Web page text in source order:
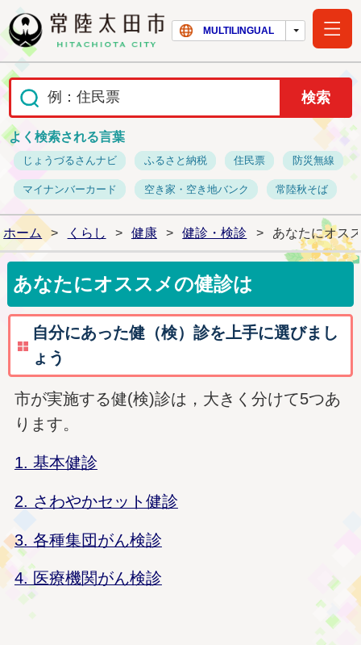
常陸太田市ホー
MULTILINGUAL
よく検索される言葉
じょうづるさんナビ ふるさと納税 住民票 防災無線
マイナンバーカード 空き家・空き地バンク 常陸秋そば
ホーム > くらし > 健康 > 健診・検診 > あなたにオス
あなたにオススメの健診は
自分にあった健（検）診を上手に選びまし
ょう
市が実施する健(検)診は，大きく分けて5つあ
ります。
1. 基本健診
2. さわやかセット健診
3. 各種集団がん検診
4. 医療機関がん検診